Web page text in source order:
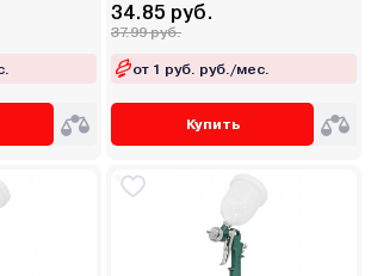
34.85 руб.
37.99 руб.
от 1 руб. руб./мес.
Купить